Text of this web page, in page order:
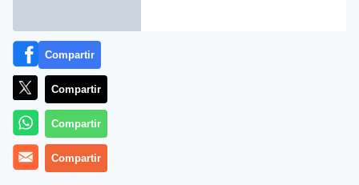
Más información
Compartir
Compartir
Compartir
Compartir